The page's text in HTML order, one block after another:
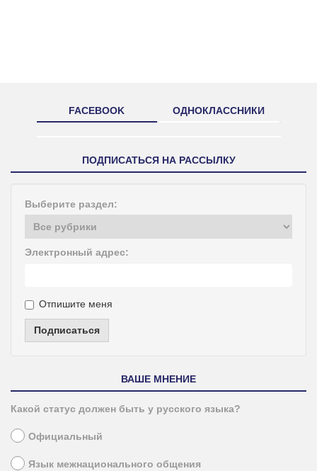
FACEBOOK ОДНОКЛАССНИКИ
ПОДПИСАТЬСЯ НА РАССЫЛКУ
Выберите раздел:
Электронный адрес:
Отпишите меня
Подписаться
ВАШЕ МНЕНИЕ
Какой статус должен быть у русского языка?
Официальный
Язык межнационального общения